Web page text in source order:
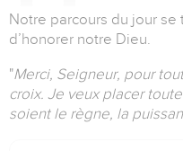
Notre parcours du jour se
d’honorer notre Dieu.
"Merci, Seigneur, pour
croix. Je veux placer
soient le règne, la